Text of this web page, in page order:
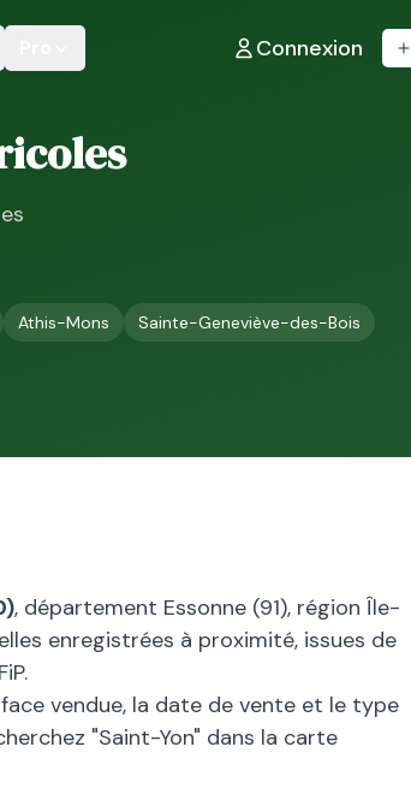
Connexion
Athis-Mons
Sainte-Geneviève-des-Bois
), département Essonne (91), région Île-
enregistrées à proximité, issues de
vendue, la date de vente et le type
"Saint-Yon" dans la carte